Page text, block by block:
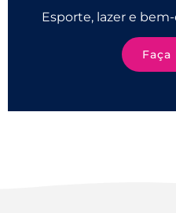
Esporte, lazer e
Faça